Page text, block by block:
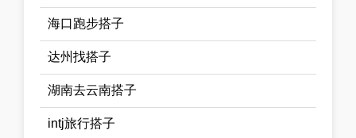
海口跑步搭子
达州找搭子
湖南去云南搭子
intj旅行搭子